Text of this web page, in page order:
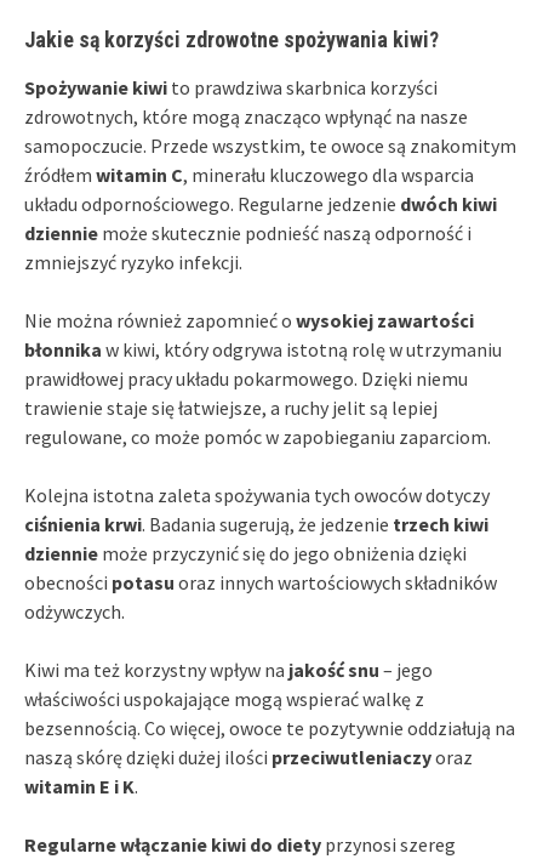
Jakie są korzyści zdrowotne spożywania kiwi?
Spożywanie kiwi to prawdziwa skarbnica korzyści
zdrowotnych, które mogą znacząco wpłynąć na nasze
samopoczucie. Przede wszystkim, te owoce są znakomitym
źródłem witamin C, minerału kluczowego dla wsparcia
układu odpornościowego. Regularne jedzenie dwóch kiwi
dziennie może skutecznie podnieść naszą odporność i
zmniejszyć ryzyko infekcji.
Nie można również zapomnieć o wysokiej zawartości
błonnika w kiwi, który odgrywa istotną rolę w utrzymaniu
prawidłowej pracy układu pokarmowego. Dzięki niemu
trawienie staje się łatwiejsze, a ruchy jelit są lepiej
regulowane, co może pomóc w zapobieganiu zaparciom.
Kolejna istotna zaleta spożywania tych owoców dotyczy
ciśnienia krwi. Badania sugerują, że jedzenie trzech kiwi
dziennie może przyczynić się do jego obniżenia dzięki
obecności potasu oraz innych wartościowych składników
odżywczych.
Kiwi ma też korzystny wpływ na jakość snu – jego
właściwości uspokajające mogą wspierać walkę z
bezsennością. Co więcej, owoce te pozytywnie oddziałują na
naszą skórę dzięki dużej ilości przeciwutleniaczyoraz
witamin E i K.
Regularne włączanie kiwi do diety przynosi szereg